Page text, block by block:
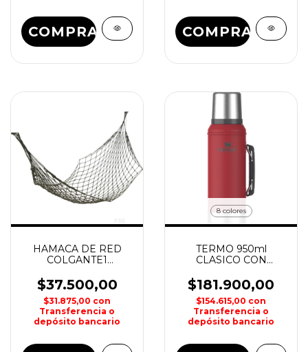
COMPRAR
HAMACA DE RED
COLGANTE1
$37.500,00
$31.875,00 con
Transferencia o
depósito bancario
8 colores
TERMO 950ml
CLASICO CON
CEBADOR STANLEY
$181.900,00
$154.615,00 con
Transferencia o
depósito bancario